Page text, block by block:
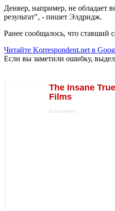
Денвер, например, не обладает
результат", - пишет Элдридж.
Ранее сообщалось, что
Читайте Korrespondent.net в
Если вы заметили ошибку,